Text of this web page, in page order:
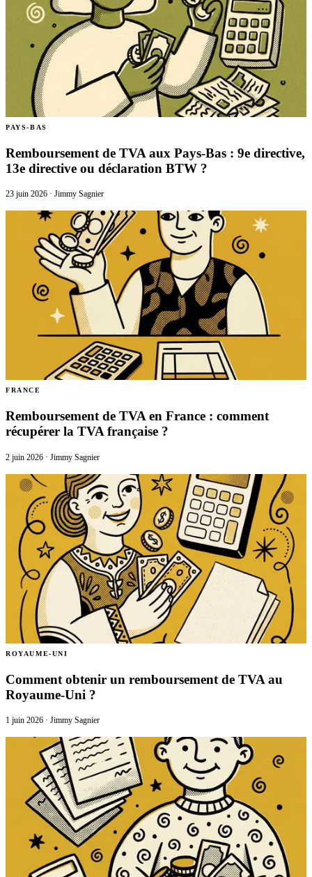
🇳🇱 Pays-Bas
Voir tous les pays
Amazon
🇱🇺 Luxembourg
🇳🇱
Toutes les fiches pays
PAYS-BAS
Remboursement de TVA aux Pays-Bas : 9e directive,
13e directive ou déclaration BTW ?
23 juin 2026 · Jimmy Sagnier
FRANCE
Remboursement de TVA en France : comment
récupérer la TVA française ?
2 juin 2026 · Jimmy Sagnier
ROYAUME-UNI
Comment obtenir un remboursement de TVA au
Royaume-Uni ?
1 juin 2026 · Jimmy Sagnier